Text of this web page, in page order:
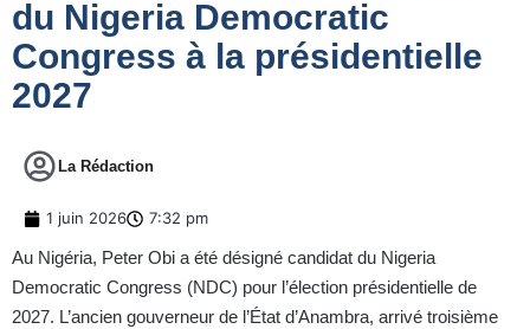
du Nigeria Democratic
Congress à la présidentielle
2027
La Rédaction
1 juin 2026 7:32 pm
Au Nigéria, Peter Obi a été désigné candidat du Nigeria
Democratic Congress (NDC) pour l’élection présidentielle de
2027. L’ancien gouverneur de l’État d’Anambra, arrivé troisième